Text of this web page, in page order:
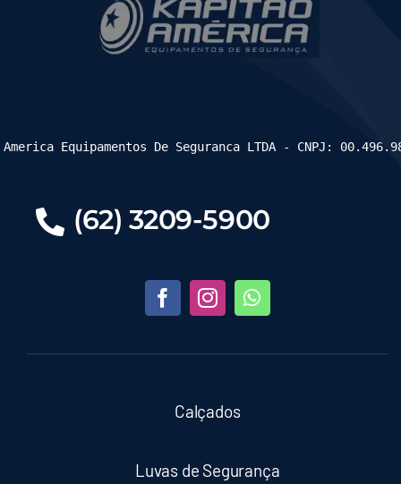
(62) 3209-5900
Calçados
Luvas de Segurança
Equipamentos De Seguranca LTDA - CNPJ: